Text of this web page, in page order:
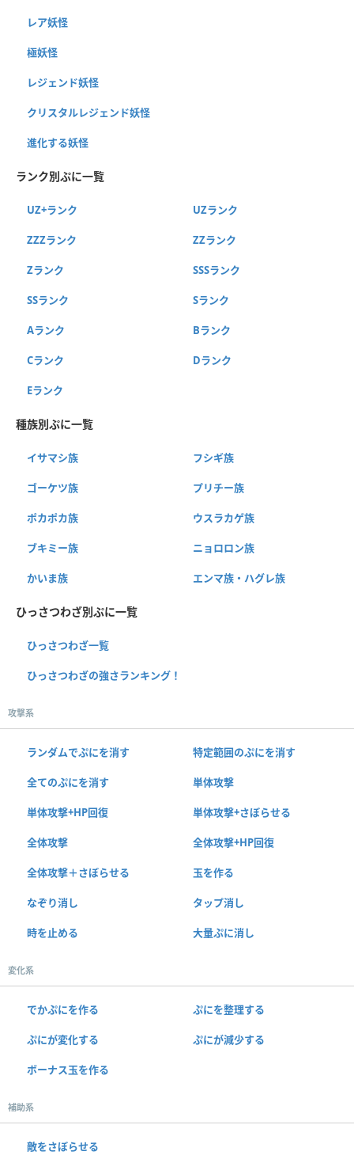
レア妖怪
極妖怪
レジェンド妖怪
クリスタルレジェンド妖怪
進化する妖怪
ランク別ぷに一覧
UZ+ランク UZランク
ZZZランク ZZランク
Zランク SSSランク
SSランク Sランク
Aランク Bランク
Cランク Dランク
Eランク
種族別ぷに一覧
イサマシ族 フシギ族
ゴーケツ族 プリチー族
ポカポカ族 ウスラカゲ族
ブキミー族 ニョロロン族
かいま族 エンマ族・ハグレ族
ひっさつわざ別ぷに一覧
ひっさつわざ一覧
ひっさつわざの強さランキング！
攻撃系
ランダムでぷにを消す 特定範囲のぷにを消す
全てのぷにを消す 単体攻撃
単体攻撃+HP回復 単体攻撃+さぼらせる
全体攻撃 全体攻撃+HP回復
全体攻撃＋さぼらせる 玉を作る
なぞり消し タップ消し
時を止める 大量ぷに消し
変化系
でかぷにを作る ぷにを整理する
ぷにが変化する ぷにが減少する
ボーナス玉を作る
補助系
敵をさぼらせる